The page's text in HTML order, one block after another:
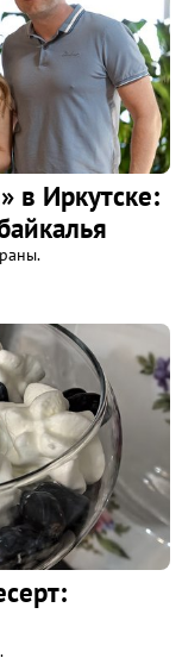
в Иркутске: